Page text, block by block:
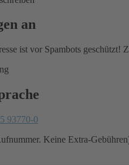
an
ist vor Spambots geschützt!
93770-0
Keine Extra-